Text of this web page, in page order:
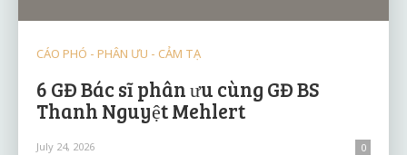
CÁO PHÓ - PHÂN ƯU - CẢM TẠ
6 GĐ Bác sĩ phân ưu cùng GĐ BS
Thanh Nguyệt Mehlert
July 24, 2026 0